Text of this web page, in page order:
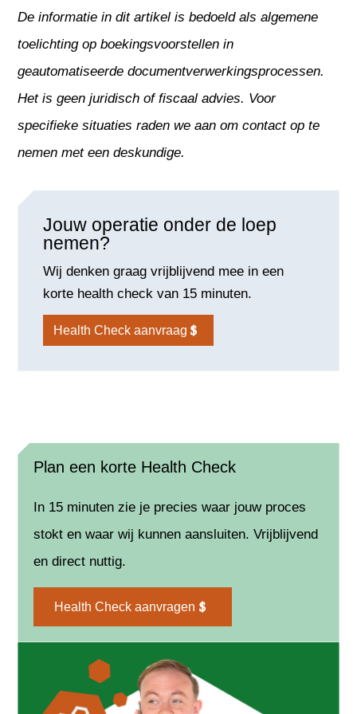
Jouw operatie onder de loep
nemen?
Wij denken graag vrijblijvend mee in een
korte health check van 15 minuten.
Health Check aanvraag
De informatie in dit artikel is bedoeld als algemene
toelichting op boekingsvoorstellen in
geautomatiseerde documentverwerkingsprocessen.
Het is geen juridisch of fiscaal advies. Voor
specifieke situaties raden we aan om contact op te
nemen met een deskundige.
Plan een korte Health Check
In 15 minuten zie je precies waar jouw proces
stokt en waar wij kunnen aansluiten. Vrijblijvend
en direct nuttig.
Health Check aanvragen